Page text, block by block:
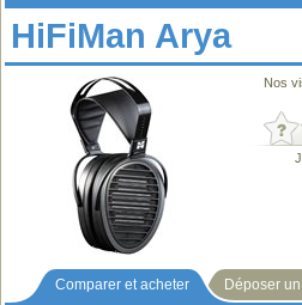
HiFiMan Arya
Nos
Comparer et acheter Déposer